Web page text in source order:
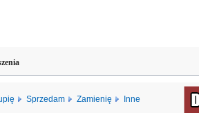
Sprzedam Zamienię Inne